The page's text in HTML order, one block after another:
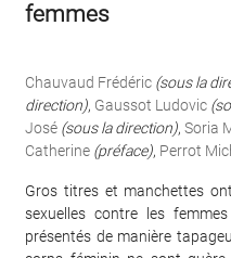
femmes
Chauvaud Frédéric (sous la
direction), Gaussot Ludovic
José (sous la direction), Soria
Catherine (préface), Perrot
Gros titres et manchettes
sexuelles contre les
présentés de manière